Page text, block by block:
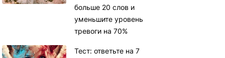
больше 20 слов и
уменьшите уровень
тревоги на 70%
Тест: ответьте на 7